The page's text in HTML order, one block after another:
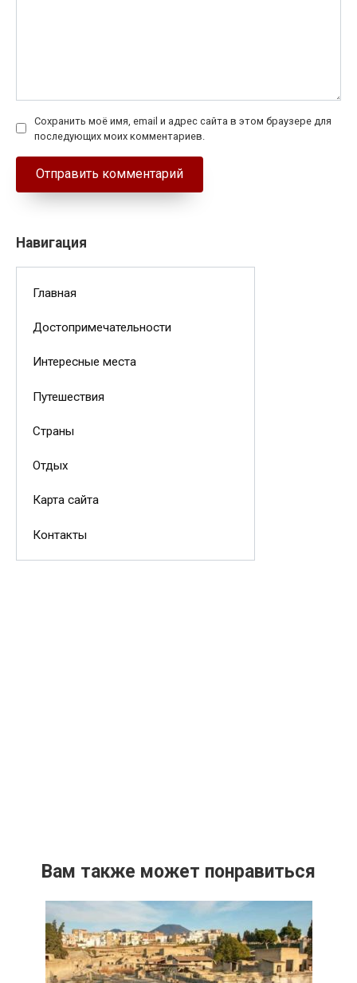
Сохранить моё имя, email и адрес сайта в этом браузере для
последующих моих комментариев.
Навигация
Главная
Достопримечательности
Интересные места
Путешествия
Страны
Отдых
Карта сайта
Контакты
Вам также может понравиться